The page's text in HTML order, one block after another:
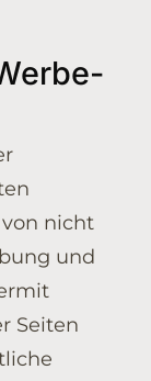
nicht
und
Seiten